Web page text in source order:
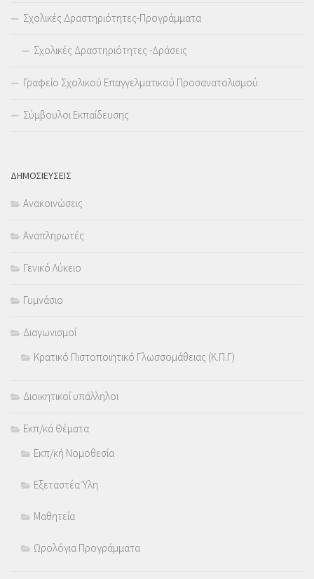
Σχολικές Δραστηριότητες-Προγράμματα
Σχολικές Δραστηριότητες -Δράσεις
Γραφείο Σχολικού Επαγγελματικού Προσανατολισμού
Σύμβουλοι Εκπαίδευσης
ΔΗΜΟΣΙΕΥΣΕΙΣ
Ανακοινώσεις
Αναπληρωτές
Γενικό Λύκειο
Γυμνάσιο
Διαγωνισμοί
Κρατικό Πιστοποιητικό Γλωσσομάθειας (Κ.Π.Γ)
Διοικητικοί υπάλληλοι
Εκπ/κά Θέματα
Εκπ/κή Νομοθεσία
Εξεταστέα Ύλη
Μαθητεία
Ωρολόγια Προγράμματα